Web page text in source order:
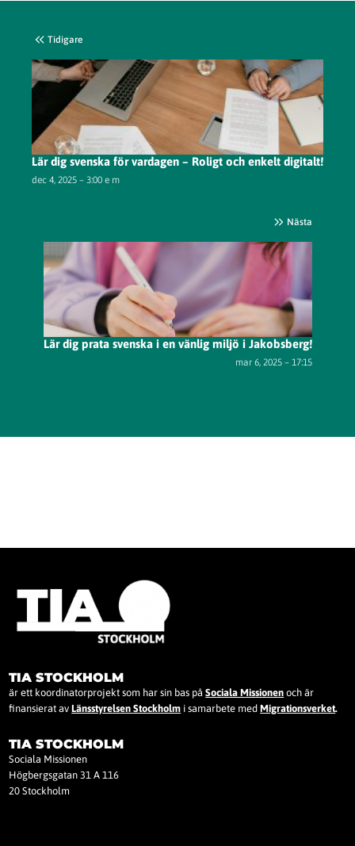
Tidigare
Lär dig svenska för vardagen – Roligt och enkelt digitalt!
dec 4, 2025 – 3:00 e m
Nästa
Lär dig prata svenska i en vänlig miljö i Jakobsberg!
mar 6, 2025 – 17:15
TIA STOCKHOLM
är ett koordinatorprojekt som har sin bas påSociala Missionen och är
finansierat avLänsstyrelsen Stockholm i samarbete medMigrationsverket.
TIA STOCKHOLM
Sociala Missionen
Högbergsgatan 31 A 116
20 Stockholm